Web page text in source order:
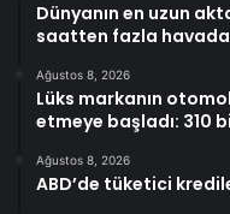
Dünyanın en uzun
saatten fazla havada
Ağustos 8, 2026
Lüks markanın
etmeye başladı: 310
Ağustos 8, 2026
ABD’de tüketici